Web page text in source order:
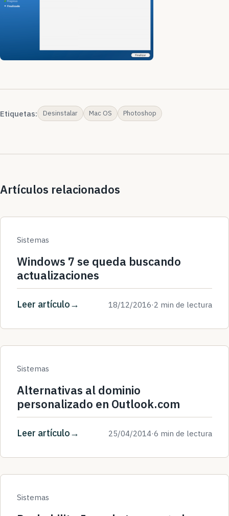
Etiquetas: Desinstalar Mac OS Photoshop
Artículos relacionados
Sistemas
Windows 7 se queda buscando
actualizaciones
Leer artículo 18/12/2016·2 min de lectura
Sistemas
Alternativas al dominio
personalizado en Outlook.com
Leer artículo 25/04/2014·6 min de lectura
Sistemas